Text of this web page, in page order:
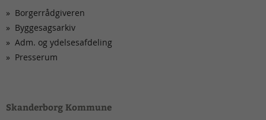
Borgerrådgiveren
Byggesagsarkiv
Adm. og ydelsesafdeling
Presserum
Skanderborg Kommune